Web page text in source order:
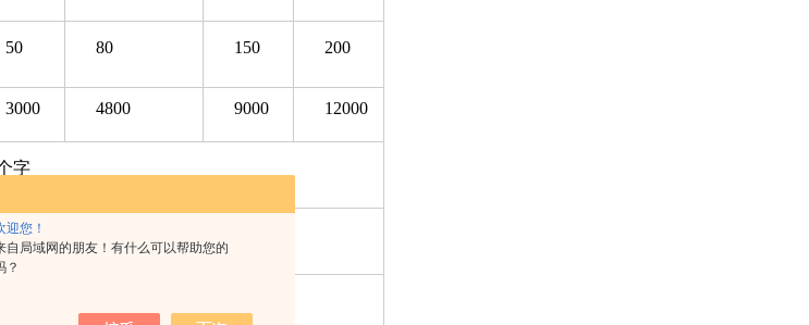
迎您！
自局域网的朋友！有什么可以帮助您的
？
50 80 150 200
3000 4800 9000 12000
字
字